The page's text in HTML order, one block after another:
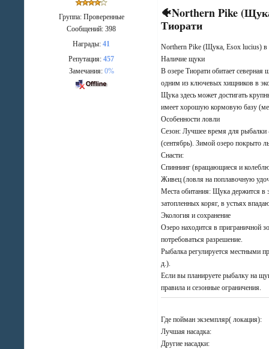
Группа: Проверенные
Сообщений:398
Награды:41
Репутация:457
Замечания: 0%
🐠Northern Pike
Тиорати
Northern Pike (Щука, Esox lucius) в
Наличие щуки
В озере Тиорати обитает
одним из ключевых хищников в
Щука здесь может достигать
имеет хорошую кормовую базу
Особенности ловли
Сезон: Лучшее время для рыбалки
(сентябрь). Зимой озеро покрыто
Снасти:
Спиннинг (вращающиеся и
Живец (ловля на поплавочную
Места обитания: Щука держится в
затопленных коряг, в устьях
Экология и сохранение
Озеро находится в приграничной
потребоваться разрешение.
Рыбалка регулируется местными
д.).
Если вы планируете рыбалку на
правила и сезонные ограничения.
Где пойман экземпляр( локация):
Лучшая насадка:
Другие насадки: